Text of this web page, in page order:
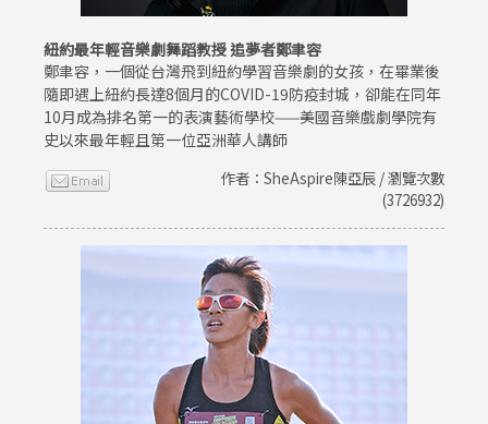
紐約最年輕音樂劇舞蹈教授 追夢者鄭聿容
鄭聿容，一個從台灣飛到紐約學習音樂劇的女孩，在畢業後
隨即遇上紐約長達8個月的COVID-19防疫封城，卻能在同年
10月成為排名第一的表演藝術學校——美國音樂戲劇學院有
史以來最年輕且第一位亞洲華人講師
作者：SheAspire陳亞辰 / 瀏覽次數
(3726932)